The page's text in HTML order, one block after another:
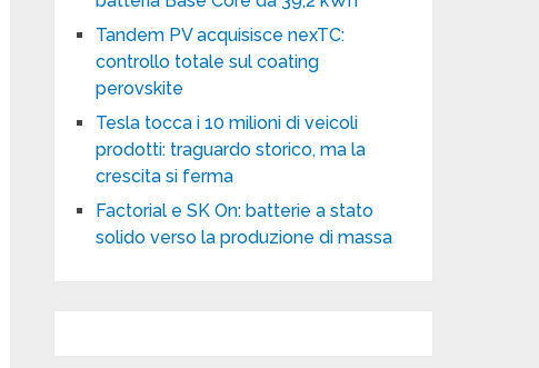
Tandem PV acquisisce nexTC:
controllo totale sul coating
perovskite
Tesla tocca i 10 milioni di veicoli
prodotti: traguardo storico, ma la
crescita si ferma
Factorial e SK On: batterie a stato
solido verso la produzione di massa